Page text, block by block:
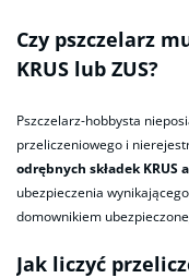
Czy pszczelarz
KRUS lub ZUS?
Pszczelarz-hobbysta
przeliczeniowego i
odrębnych składek KRUS
ubezpieczenia
domownikiem
Jak liczyć